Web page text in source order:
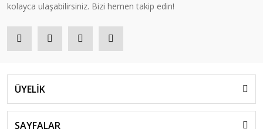
kolayca ulaşabilirsiniz. Bizi hemen takip edin!
ÜYELİK
SAYFALAR